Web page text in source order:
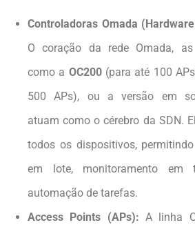
Controladoras Omada
O coração da rede Omada, as
como a OC200(para até 100
500 APs), ou a versão em
atuam como o cérebro da SDN.
todos os dispositivos,
em lote, monitoramento em
automação de tarefas.
Access Points (APs): A linha